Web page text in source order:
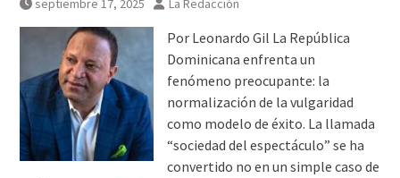
septiembre 17, 2025 La Redacción
Por Leonardo Gil La República
Dominicana enfrenta un
fenómeno preocupante: la
normalización de la vulgaridad
como modelo de éxito. La llamada
“sociedad del espectáculo” se ha
convertido no en un simple caso de